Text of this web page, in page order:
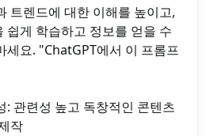
트렌드에 대한 이해를 높이고,
쉽게 학습하고 정보를 얻을 수
세요. "ChatGPT에서 이 프롬프
: 관련성 높고 독창적인 콘텐츠
작